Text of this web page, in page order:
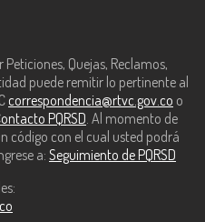
Quejas, Reclamos,
puede remitir lo pertinente al
correspondencia@rtvc.gov.co o
PQRSD. Al momento de
código con el cual usted podrá
a: Seguimiento de PQRSD